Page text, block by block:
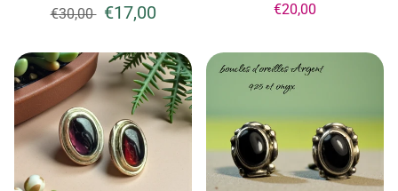
€30,00 €17,00 €20,00